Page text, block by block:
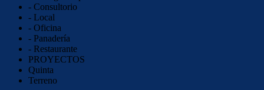
- Consultorio
- Local
- Oficina
- Panadería
- Restaurante
PROYECTOS
Quinta
Terreno